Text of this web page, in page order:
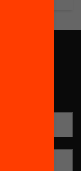
Rep
millorar la